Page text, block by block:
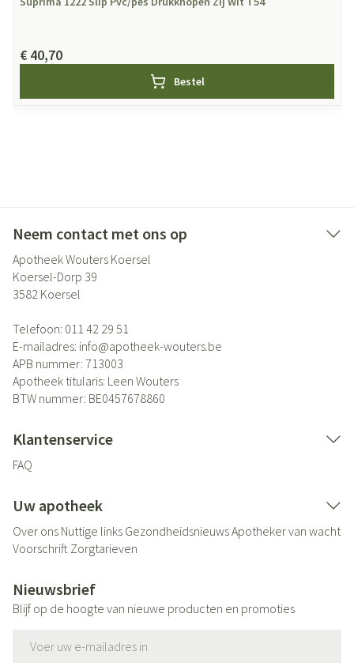
€ 40,70
Bestel
Neem contact met ons op
Apotheek Wouters Koersel
Koersel-Dorp 39
3582 Koersel
Telefoon: 011 42 29 51
E-mailadres: info@apotheek-wouters.be
APB nummer: 713003
Apotheek titularis: Leen Wouters
BTW nummer: BE0457678860
Klantenservice
FAQ
Uw apotheek
Over ons Nuttige links GezondheidsnieuwsApotheker van wacht
Voorschrift Zorgtarieven
Nieuwsbrief
Blijf op de hoogte van nieuwe producten en promoties